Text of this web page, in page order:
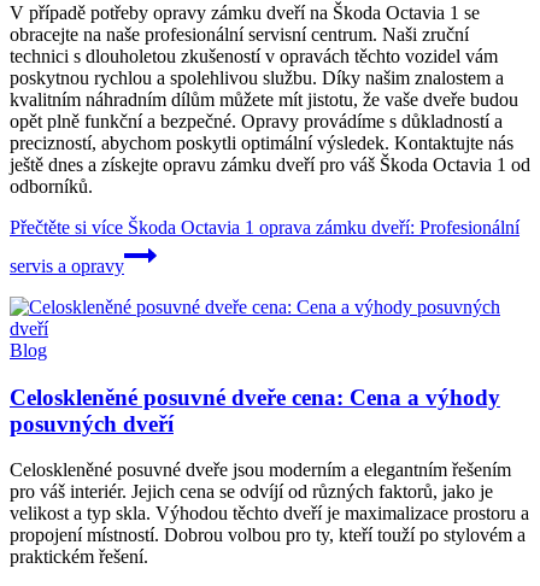
V případě potřeby opravy zámku dveří na Škoda Octavia 1 se
obracejte na naše profesionální servisní centrum. Naši zruční
technici s dlouholetou zkušeností v opravách těchto vozidel vám
poskytnou rychlou a spolehlivou službu. Díky našim znalostem a
kvalitním náhradním dílům můžete mít jistotu, že vaše dveře budou
opět plně funkční a bezpečné. Opravy provádíme s důkladností a
precizností, abychom poskytli optimální výsledek. Kontaktujte nás
ještě dnes a získejte opravu zámku dveří pro váš Škoda Octavia 1 od
odborníků.
Přečtěte si více Škoda Octavia 1 oprava zámku dveří: Profesionální
servis a opravy
Blog
Celoskleněné posuvné dveře cena: Cena a výhody
posuvných dveří
Celoskleněné posuvné dveře jsou moderním a elegantním řešením
pro váš interiér. Jejich cena se odvíjí od různých faktorů, jako je
velikost a typ skla. Výhodou těchto dveří je maximalizace prostoru a
propojení místností. Dobrou volbou pro ty, kteří touží po stylovém a
praktickém řešení.